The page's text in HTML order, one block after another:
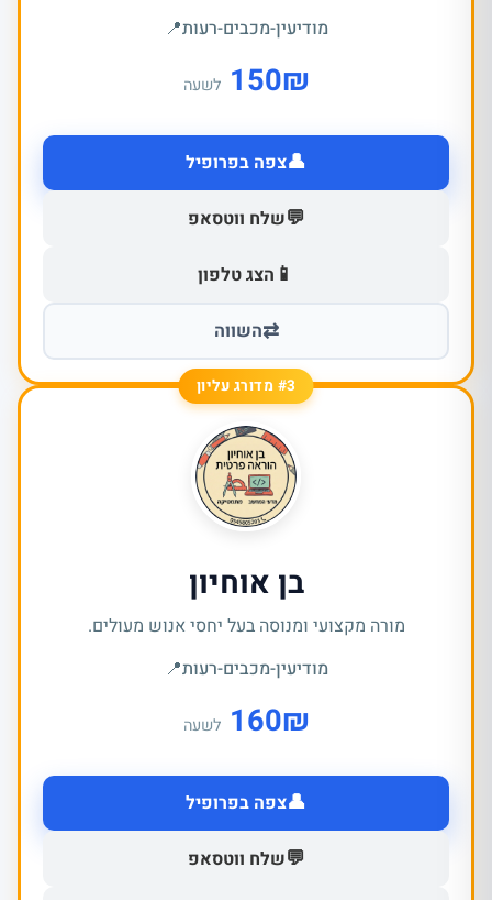
מודיעין-מכבים-רעות📍
₪
150 לשעה
👤צפה בפרופיל
💬שלח ווטסאפ
📱 הצג טלפון
⇄השווה
#3 מדורג עליון
בן אוחיון
מורה מקצועי ומנוסה בעל יחסי אנוש מעולים.
מודיעין-מכבים-רעות📍
₪
160 לשעה
👤צפה בפרופיל
💬שלח ווטסאפ